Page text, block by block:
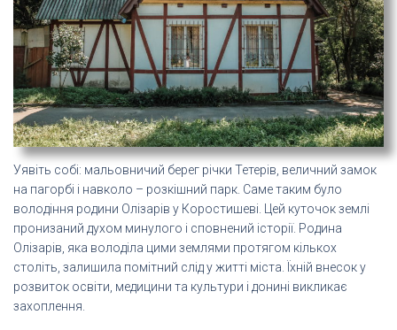
Уявіть собі: мальовничий берег річки Тетерів, величний замок
на пагорбі і навколо – розкішний парк. Саме таким було
володіння родини Олізарів у Коростишеві. Цей куточок землі
пронизаний духом минулого і сповнений історії. Родина
Олізарів, яка володіла цими землями протягом кількох
століть, залишила помітний слід у житті міста. Їхній внесок у
розвиток освіти, медицини та культури і донині викликає
захоплення.